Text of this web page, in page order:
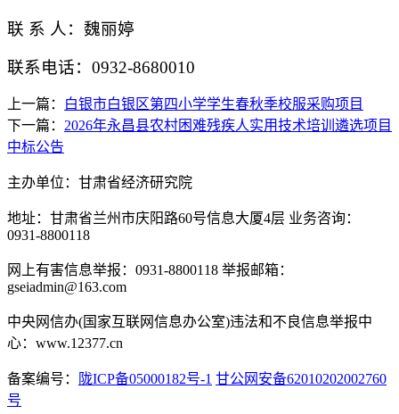
联 系 人： 魏丽婷
联系电话： 0932-8680010
上一篇：
白银市白银区第四小学学生春秋季校服采购项目
下一篇： 2026年永昌县农村困难残疾人实用技术培训遴选项目
中标公告
主办单位：甘肃省经济研究院
地址：甘肃省兰州市庆阳路60号信息大厦4层 业务咨询：
0931-8800118
网上有害信息举报：0931-8800118 举报邮箱：
gseiadmin@163.com
中央网信办(国家互联网信息办公室)违法和不良信息举报中
心：www.12377.cn
备案编号： 陇ICP备05000182号-1 甘公网安备62010202002760
号